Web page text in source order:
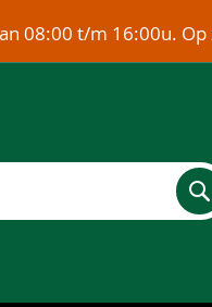
08:00 t/m 16:00u.